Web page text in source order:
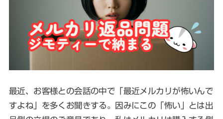
最近、お客様との会話の中で「最近メルカリが怖いんで
すよね」を多くお聞きする。因みにこの「怖い」とは出